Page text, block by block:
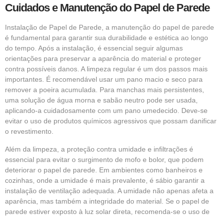
Cuidados e Manutenção do Papel de Parede
Instalação de Papel de Parede, a manutenção do papel de parede
é fundamental para garantir sua durabilidade e estética ao longo
do tempo. Após a instalação, é essencial seguir algumas
orientações para preservar a aparência do material e proteger
contra possíveis danos. A limpeza regular é um dos passos mais
importantes. É recomendável usar um pano macio e seco para
remover a poeira acumulada. Para manchas mais persistentes,
uma solução de água morna e sabão neutro pode ser usada,
aplicando-a cuidadosamente com um pano umedecido. Deve-se
evitar o uso de produtos químicos agressivos que possam danificar
o revestimento.
Além da limpeza, a proteção contra umidade e infiltrações é
essencial para evitar o surgimento de mofo e bolor, que podem
deteriorar o papel de parede. Em ambientes como banheiros e
cozinhas, onde a umidade é mais prevalente, é sábio garantir a
instalação de ventilação adequada. A umidade não apenas afeta a
aparência, mas também a integridade do material. Se o papel de
parede estiver exposto à luz solar direta, recomenda-se o uso de